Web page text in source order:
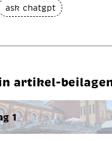
ask chatgpt
artikel-
1